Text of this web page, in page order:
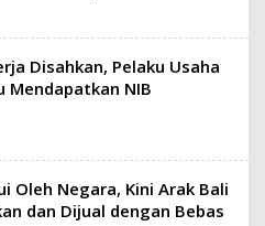
Disahkan, Pelaku Usaha
Mendapatkan NIB
Oleh Negara, Kini Arak Bali
dan Dijual dengan Bebas